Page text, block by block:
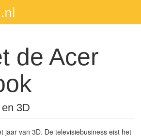
de Acer
3D
jaar van 3D. De televisiebusiness eist het